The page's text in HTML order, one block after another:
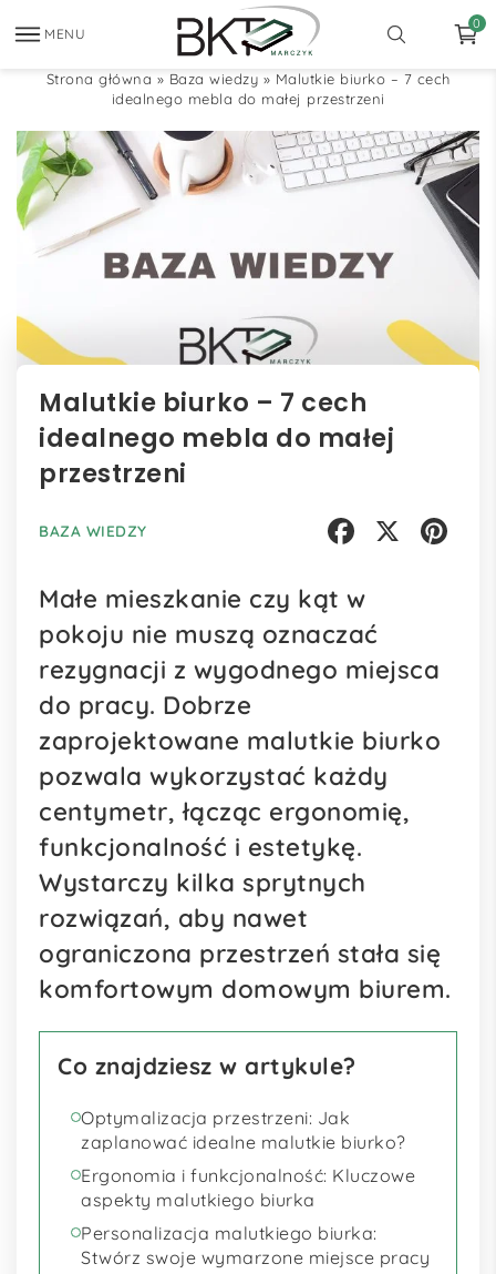
MENU
0
Strona główna » Baza wiedzy » Malutkie biurko – 7 cech
idealnego mebla do małej przestrzeni
Malutkie biurko – 7 cech
idealnego mebla do małej
przestrzeni
BAZA WIEDZY
Małe mieszkanie czy kąt w
pokoju nie muszą oznaczać
rezygnacji z wygodnego miejsca
do pracy. Dobrze
zaprojektowane malutkie biurko
pozwala wykorzystać każdy
centymetr, łącząc ergonomię,
funkcjonalność i estetykę.
Wystarczy kilka sprytnych
rozwiązań, aby nawet
ograniczona przestrzeń stała się
komfortowym domowym biurem.
Co znajdziesz w artykule?
Optymalizacja przestrzeni: Jak
zaplanować idealne malutkie biurko?
Ergonomia i funkcjonalność: Kluczowe
aspekty malutkiego biurka
Personalizacja malutkiego biurka:
Stwórz swoje wymarzone miejsce pracy